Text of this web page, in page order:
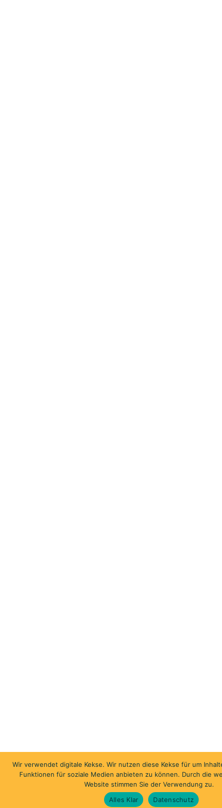
Wir verwendet digitale Kekse. Wir nutzen diese Kekse für um
Funktionen für soziale Medien anbieten zu können. Durch die
Website stimmen Sie der Verwendung zu.
Alles Klar
Datenschutz